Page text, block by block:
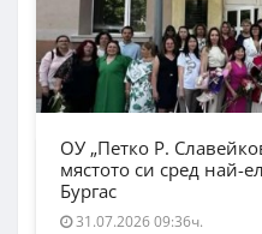
ОУ „Петко Р.
мястото си сред най-
Бургас
31.07.2026 09:36ч.